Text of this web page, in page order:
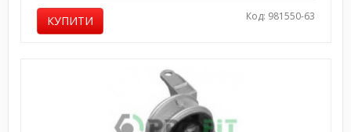
КУПИТИ Код: 981550-63